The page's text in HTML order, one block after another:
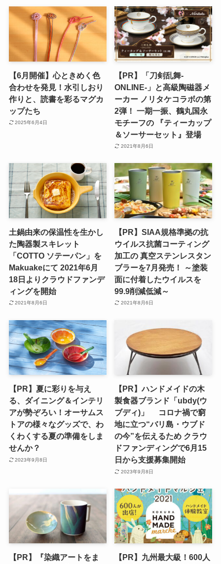
【6月開催】心ときめく色
合わせを発見！水引しおり
作りと、読書を彩るマグカ
ップたち
2025年6月4日
【PR】「刀剣乱舞-
ONLINE-」と高級陶磁器メ
ーカー ノリタケコラボの第
2弾！ 一期一振、鶴丸国永
モチーフの 『ティーカップ
＆ソーサーセット』登場
2021年8月6日
土鍋由来の保温性を生かし
た陶器製スキレット
「COTTO ソテーパン」を
Makuakeにて 2021年6月
18日よりクラウドファンデ
ィングを開始
2021年8月6日
【PR】SIAA規格準拠の抗
ウイルス抗菌コーティング
加工の 真空ステンレスタン
ブラーを7月発売！ ～塗装
面に付着したウイルスを
99.9削減低減～
2021年8月6日
【PR】夏に彩りを与え
る、ダイニング＆インテリ
アが勢ぞろい！オーサムス
トアの様々なグッズで、わ
くわくする夏の準備をしま
せんか？
2023年9月8日
【PR】ハンドメイドの木
製食器ブランド「ubdy(ウ
ブディ)」 コロナ禍で窮
地に立つ“バリ島・ウブド
の今”を伝えるため クラウ
ドファンディングで6月15
日から支援募集開始
2023年9月8日
【PR】『染織アートをま
【PR】九州最大級！600人